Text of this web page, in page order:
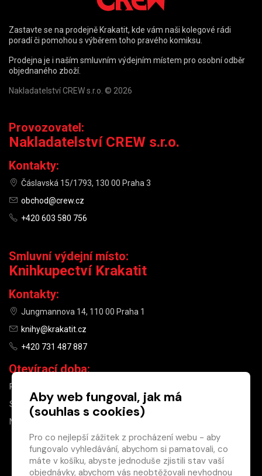
×
Zastavte se na prodejně Krakatit, kde vám naši kolegové rádi
poradí či pomohou s výběrem toho pravého komiksu.
Prodejna je i naším smluvním výdejním místem pro osobní odběr
objednaného zboží.
Nakladatelství CREW s.r.o. © 2026
Provozovatel:
Nakladatelství CREW s.r.o.
Kontakty:
Čáslavská 15/1793, 130 00 Praha 3
obchod@crew.cz
+420 603 580 756
Smluvní výdejní místo:
Knihkupectví Krakatit
Kontakty:
Jungmannova 14, 110 00 Praha 1
knihy@krakatit.cz
+420 731 487 887
Otevírací doba:
PO–PÁ
SO
10:00–13:00
NE
Aby web fungoval, jak má
(souhlas s cookies)
Pro co nejlepší zážitek z procházení webu - aby
fungovalo vyhledávání, abychom si pamatovali, co
máte v košíku, abyste jednoduše zjistili stav vaší
objednávky, abychom vás neobtěžovali nevhodnou